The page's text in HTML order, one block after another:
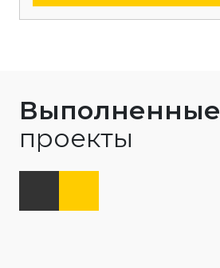
Выполненные
проекты